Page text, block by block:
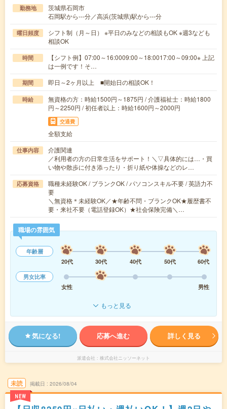
勤務地
茨城県石岡市
石岡駅から---分／高浜(茨城県)駅から---分
曜日頻度
シフト制（月～日） ※平日のみなどの相談もOK ※週3なども
相談OK
時間
【シフト例】07:00～16:0009:00～18:0017:00～09:00※ 上記
は一例です！そ…
期間 即日～2ヶ月以上 ■開始日の相談OK！
時給
無資格の方：時給1500円～1875円 / 介護福祉士：時給1800
円～2250円 / 初任者以上：時給1600円～2000円
交通費
全額支給
仕事内容
介護関連
／利用者の方の日常生活をサポート！＼▽具体的には…・買
い物や散歩に付き添ったり・折り紙や体操などのレ…
応募資格
職種未経験OK / ブランクOK / パソコンスキル不要 / 英語力不
要
＼無資格＊未経験OK／★年齢不問・ブランクOK★履歴書不
要・来社不要（電話登録OK）★社会保険完備＼…
職場の雰囲気
年齢層
20代
30代 40代 50代
60代
男女比率
女性
男性
もっと見る
気になる! 応募へ進む 詳しく見る
派遣会社 株式会社ニッソーネット
未読
NEW
掲載日 2026/08/04